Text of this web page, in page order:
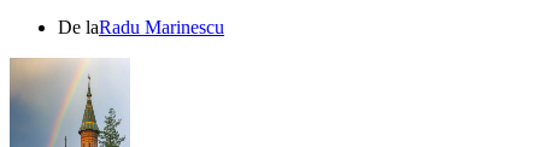
De laRadu Marinescu